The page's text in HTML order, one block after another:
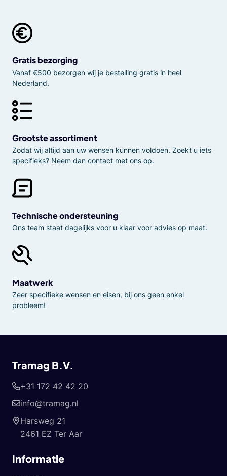
Gratis bezorging
Vanaf €500 bezorgen wij je bestelling gratis in heel
Nederland.
Grootste assortiment
Zodat wij altijd aan uw wensen kunnen voldoen. Zoekt u iets
specifieks? Neem dan contact met ons op.
Technische ondersteuning
Ons team staat dagelijks voor u klaar voor advies op maat.
Maatwerk
Zeer specifieke wensen en eisen, bij ons geen enkel
probleem!
Tramag B.V.
+31 172 42 42 20
info@tramag.nl
Harsweg 21
2461 EZ Ter Aar
Informatie